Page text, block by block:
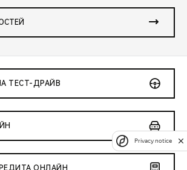
ТЕСТ-ДРАЙВ
Privacy notice